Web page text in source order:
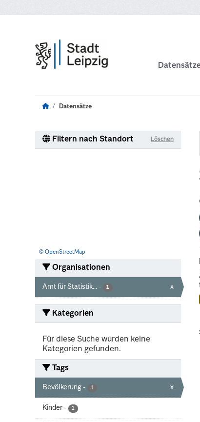
Datensätze
Filtern nach Standort Löschen
© OpenStreetMap
Organisationen
Amt für Statistik... - 1 x
Kategorien
Für diese Suche wurden keine
Kategorien gefunden.
Tags
Bevölkerung - 1 x
Kinder - 1